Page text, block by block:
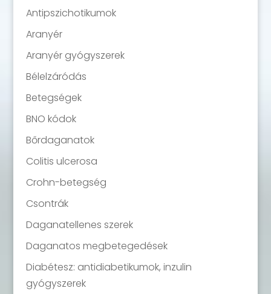
Antipszichotikumok
Aranyér
Aranyér gyógyszerek
Bélelzáródás
Betegségek
BNO kódok
Bőrdaganatok
Colitis ulcerosa
Crohn-betegség
Csontrák
Daganatellenes szerek
Daganatos megbetegedések
Diabétesz: antidiabetikumok, inzulin
gyógyszerek